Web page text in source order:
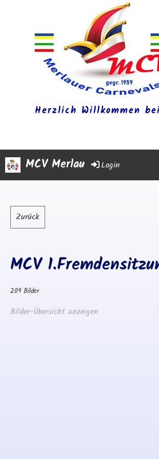
Herzlich Willkommen
Login
MCV Merlau
Zurück
MCV
209 Bilder
Bilder-Übersicht anzeigen